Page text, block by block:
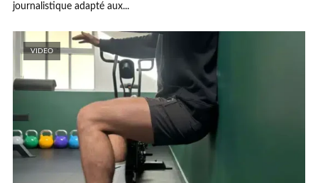
journalistique adapté aux...
VIDEO